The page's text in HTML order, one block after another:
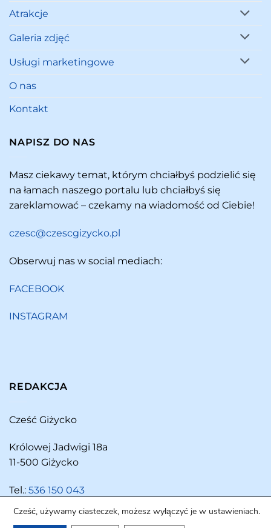
Atrakcje
Galeria zdjęć
Usługi marketingowe
O nas
Kontakt
NAPISZ DO NAS
Masz ciekawy temat, którym chciałbyś podzielić się
na łamach naszego portalu lub chciałbyś się
zareklamować – czekamy na wiadomość od Ciebie!
czesc@czescgizycko.pl
Obserwuj nas w social mediach:
FACEBOOK
INSTAGRAM
REDAKCJA
Cześć Giżycko
Królowej Jadwigi 18a
11-500 Giżycko
Tel.: 536 150 043
Cześć, używamy ciasteczek, możesz wyłączyć je w ustawieniach.